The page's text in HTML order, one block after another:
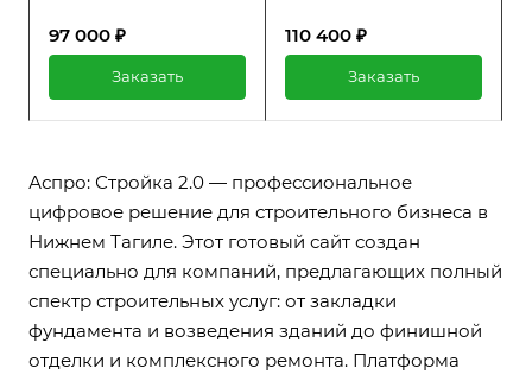
компании, повышайте
97 000 ₽
Заказать
компании, повышайте
110 400 ₽
Заказать
Аспро: Стройка 2.0 — профессиональное
цифровое решение для строительного бизнеса в
Нижнем Тагиле. Этот готовый сайт создан
специально для компаний, предлагающих полный
спектр строительных услуг: от закладки
фундамента и возведения зданий до финишной
отделки и комплексного ремонта. Платформа